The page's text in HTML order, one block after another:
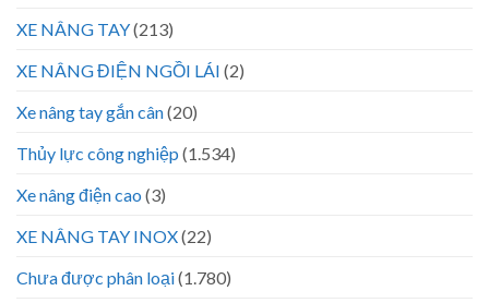
XE NÂNG TAY(213)
XE NÂNG ĐIỆN NGỒI LÁI (2)
Xe nâng tay gắn cân(20)
Thủy lực công nghiệp (1.534)
Xe nâng điện cao (3)
XE NÂNG TAY INOX(22)
Chưa được phân loại(1.780)